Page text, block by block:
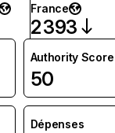
France
2 393
Authority Score
50
Dépenses